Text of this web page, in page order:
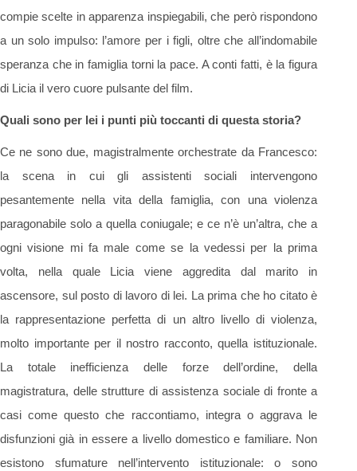
compie scelte in apparenza inspiegabili, che però rispondono
a un solo impulso: l’amore per i figli, oltre che all’indomabile
speranza che in famiglia torni la pace. A conti fatti, è la figura
di Licia il vero cuore pulsante del film.
Quali sono per lei i punti più toccanti di questa storia?
Ce ne sono due, magistralmente orchestrate da Francesco:
la scena in cui gli assistenti sociali intervengono
pesantemente nella vita della famiglia, con una violenza
paragonabile solo a quella coniugale; e ce n’è un’altra, che a
ogni visione mi fa male come se la vedessi per la prima
volta, nella quale Licia viene aggredita dal marito in
ascensore, sul posto di lavoro di lei. La prima che ho citato è
la rappresentazione perfetta di un altro livello di violenza,
molto importante per il nostro racconto, quella istituzionale.
La totale inefficienza delle forze dell’ordine, della
magistratura, delle strutture di assistenza sociale di fronte a
casi come questo che raccontiamo, integra o aggrava le
disfunzioni già in essere a livello domestico e familiare. Non
esistono sfumature nell’intervento istituzionale: o sono